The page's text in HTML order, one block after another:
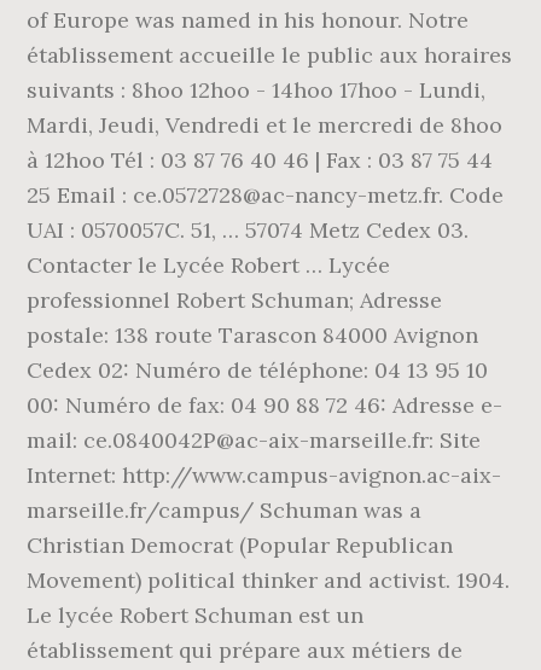
of Europe was named in his honour. Notre
établissement accueille le public aux horaires
suivants : 8hoo 12hoo - 14hoo 17hoo - Lundi,
Mardi, Jeudi, Vendredi et le mercredi de 8hoo
à 12hoo Tél : 03 87 76 40 46 | Fax : 03 87 75 44
25 Email : ce.0572728@ac-nancy-metz.fr. Code
UAI : 0570057C. 51, … 57074 Metz Cedex 03.
Contacter le Lycée Robert … Lycée
professionnel Robert Schuman; Adresse
postale: 138 route Tarascon 84000 Avignon
Cedex 02: Numéro de téléphone: 04 13 95 10
00: Numéro de fax: 04 90 88 72 46: Adresse e-
mail: ce.0840042P@ac-aix-marseille.fr: Site
Internet: http://www.campus-avignon.ac-aix-
marseille.fr/campus/ Schuman was a
Christian Democrat (Popular Republican
Movement) political thinker and activist. 1904.
Le lycée Robert Schuman est un
établissement qui prépare aux métiers de